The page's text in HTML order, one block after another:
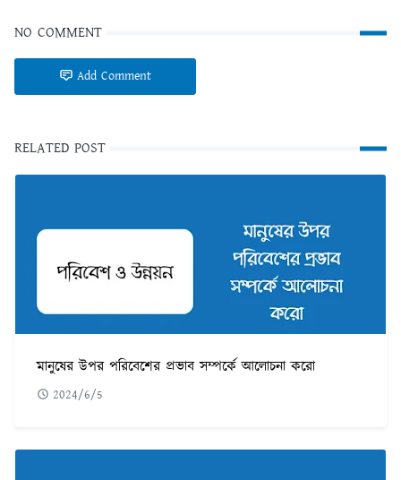
NO COMMENT
Add Comment
RELATED POST
মানুষের উপর পরিবেশের প্রভাব সম্পর্কে আলোচনা করো
2024/6/5